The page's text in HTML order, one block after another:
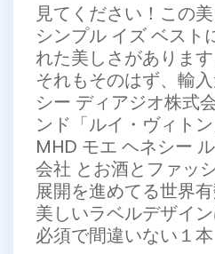
見てください！この美
シンプル イズ ベスト
れた美しさがあります
それもそのはず、輸
シー ディアジオ株式
ンド「ルイ・ヴィト
MHD モエ ヘネシー
会社 とお酒とファッ
展開を進めてる世界
美しいラベルデザイ
必須で間違いない１本